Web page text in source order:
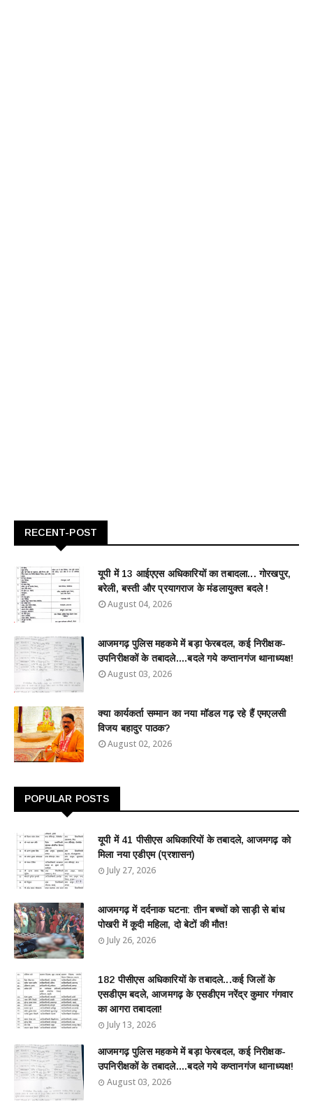
RECENT-POST
यूपी में 13 आईएएस अधिकारियों का तबादला... गोरखपुर,
बरेली, बस्ती और प्रयागराज के मंडलायुक्त बदले !
August 04, 2026
आजमगढ़ पुलिस महकमे में बड़ा फेरबदल, कई निरीक्षक-
उपनिरीक्षकों के तबादले....बदले गये कप्तानगंज थानाध्यक्ष!
August 03, 2026
क्या कार्यकर्ता सम्मान का नया मॉडल गढ़ रहे हैं एमएलसी
विजय बहादुर पाठक?
August 02, 2026
POPULAR POSTS
यूपी में 41 पीसीएस अधिकारियों के तबादले, आजमगढ़ को
मिला नया एडीएम (प्रशासन)
July 27, 2026
आजमगढ़ में दर्दनाक घटना: तीन बच्चों को साड़ी से बांध
पोखरी में कूदी महिला, दो बेटों की मौत!
July 26, 2026
182 पीसीएस अधिकारियों के तबादले...कई जिलों के
एसडीएम बदले, आजमगढ़ के एसडीएम नरेंद्र कुमार गंगवार
का आगरा तबादला!
July 13, 2026
आजमगढ़ पुलिस महकमे में बड़ा फेरबदल, कई निरीक्षक-
उपनिरीक्षकों के तबादले....बदले गये कप्तानगंज थानाध्यक्ष!
August 03, 2026